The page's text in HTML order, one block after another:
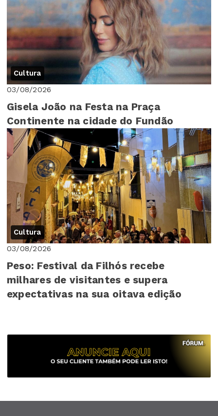
Cultura
03/08/2026
Gisela João na Festa na Praça
Continente na cidade do Fundão
Cultura
03/08/2026
Peso: Festival da Filhós recebe
milhares de visitantes e supera
expectativas na sua oitava edição